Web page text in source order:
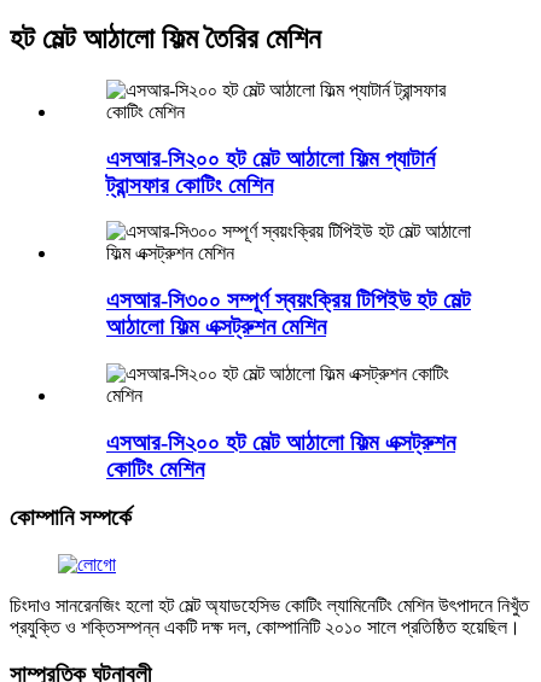
হট মেল্ট আঠালো ফিল্ম তৈরির মেশিন
এসআর-সি২০০ হট মেল্ট আঠালো ফিল্ম প্যাটার্ন
ট্রান্সফার কোটিং মেশিন
এসআর-সি৩০০ সম্পূর্ণ স্বয়ংক্রিয় টিপিইউ হট মেল্ট
আঠালো ফিল্ম এক্সট্রুশন মেশিন
এসআর-সি২০০ হট মেল্ট আঠালো ফিল্ম এক্সট্রুশন
কোটিং মেশিন
কোম্পানি সম্পর্কে
চিংদাও সানরেনজিং হলো হট মেল্ট অ্যাডহেসিভ কোটিং ল্যামিনেটিং মেশিন উৎপাদনে নিখুঁত
প্রযুক্তি ও শক্তিসম্পন্ন একটি দক্ষ দল, কোম্পানিটি ২০১০ সালে প্রতিষ্ঠিত হয়েছিল।
সাম্প্রতিক ঘটনাবলী